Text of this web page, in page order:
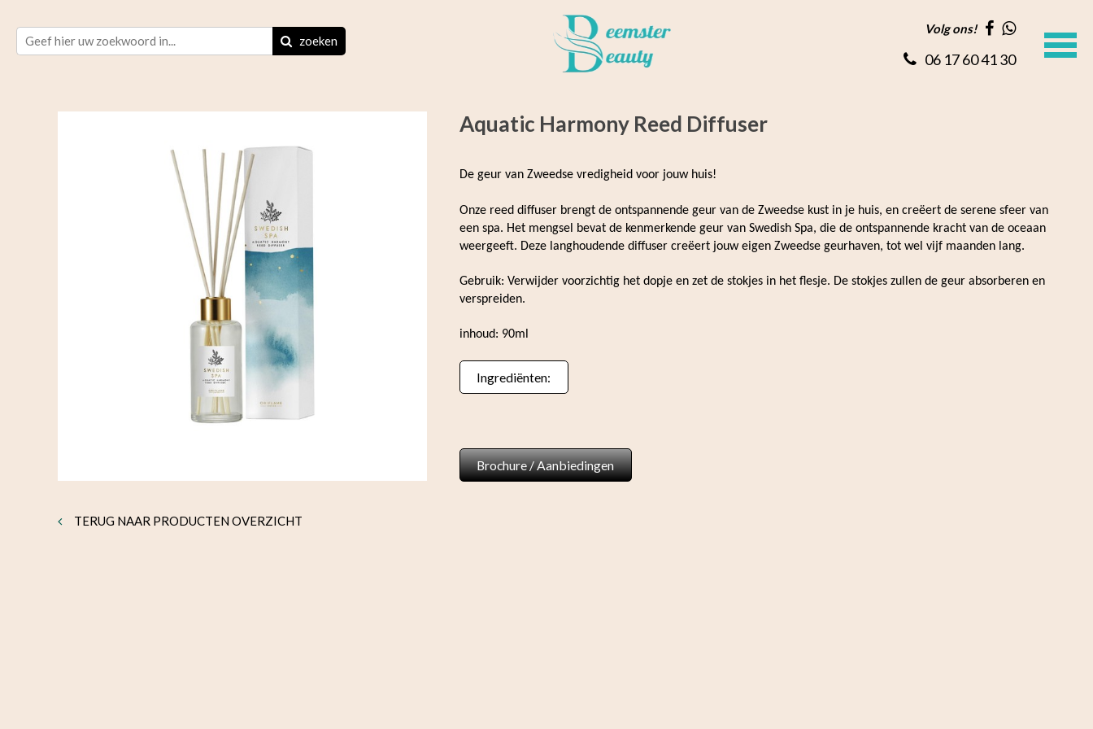
zoeken
Volg ons!
06 17 60 41 30
TERUG NAAR PRODUCTEN OVERZICHT
Aquatic Harmony Reed Diffuser
De geur van Zweedse vredigheid voor jouw huis!
Onze reed diffuser brengt de ontspannende geur van de Zweedse kust in je huis, en creëert de serene sfeer van
een spa. Het mengsel bevat de kenmerkende geur van Swedish Spa, die de ontspannende kracht van de oceaan
weergeeft. Deze langhoudende diffuser creëert jouw eigen Zweedse geurhaven, tot wel vijf maanden lang.
Gebruik: Verwijder voorzichtig het dopje en zet de stokjes in het flesje. De stokjes zullen de geur absorberen en
verspreiden.
inhoud: 90ml
Ingrediënten:
Brochure / Aanbiedingen